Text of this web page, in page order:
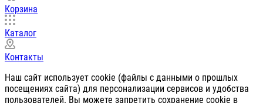
Корзина
Каталог
Контакты
Наш сайт использует cookie (файлы с данными о прошлых
посещениях сайта) для персонализации сервисов и удобства
пользователей. Вы можете запретить сохранение cookie в